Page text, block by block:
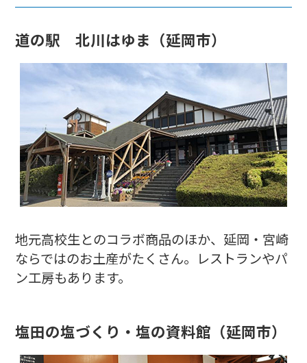
道の駅 北川はゆま（延岡市）
地元高校生とのコラボ商品のほか、延岡・宮崎
ならではのお土産がたくさん。レストランやパ
ン工房もあります。
塩田の塩づくり・塩の資料館 （延岡市）